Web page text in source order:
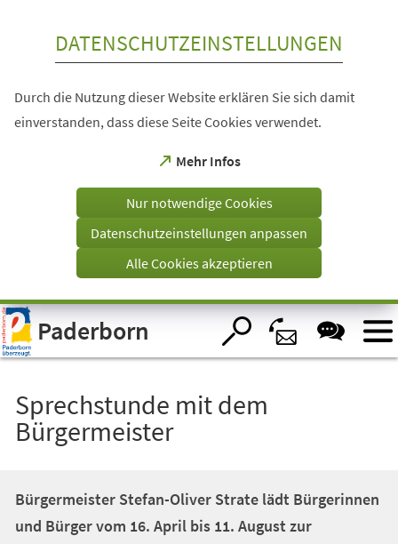
Visuelle
Assistenzsoftware
öffnen.
DATENSCHUTZEINSTELLUNGEN
Durch die Nutzung dieser Website erklären Sie sich damit
einverstanden, dass diese Seite Cookies verwendet.
Mehr Infos
(Öffnet
einem
Tab)
Nur notwendige Cookies
Datenschutzeinstellungen anpassen
Alle Cookies akzeptieren
Paderborn
Sprechstunde mit dem
Bürgermeister
Bürgermeister Stefan-Oliver Strate lädt Bürgerinnen
und Bürger vom 16. April bis 11. August zur